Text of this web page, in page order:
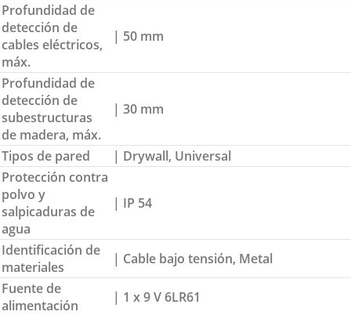
Profundidad de
detección de
cables eléctricos,
máx.
| 50 mm
Profundidad de
detección de
subestructuras
de madera, máx.
| 30 mm
Tipos de pared
| Drywall, Universal
Protección contra
polvo y
salpicaduras de
agua
| IP 54
Identificación de
materiales
| Cable bajo tensión, Metal
Fuente de
alimentación
| 1 x 9 V 6LR61